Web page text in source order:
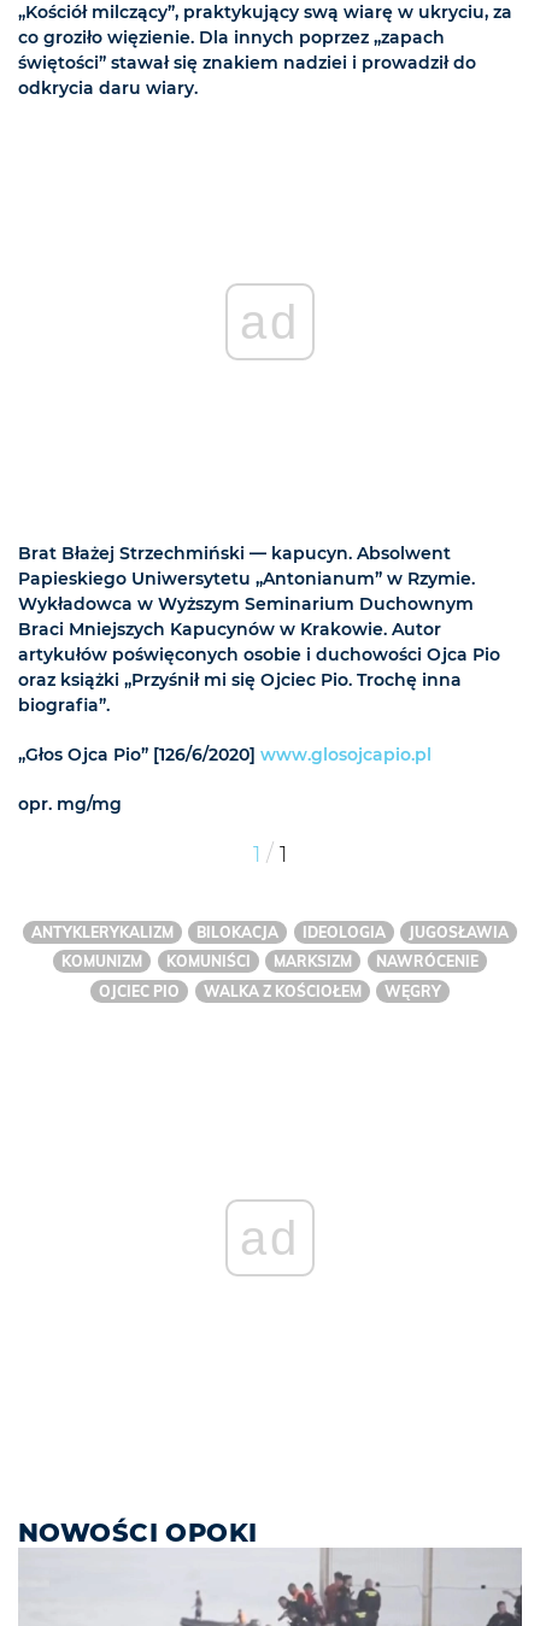
„Kościół milczący”, praktykujący swą wiarę w ukryciu, za
co groziło więzienie. Dla innych poprzez „zapach
świętości” stawał się znakiem nadziei i prowadził do
odkrycia daru wiary.
ad
Brat Błażej Strzechmiński — kapucyn. Absolwent
Papieskiego Uniwersytetu „Antonianum” w Rzymie.
Wykładowca w Wyższym Seminarium Duchownym
Braci Mniejszych Kapucynów w Krakowie. Autor
artykułów poświęconych osobie i duchowości Ojca Pio
oraz książki „Przyśnił mi się Ojciec Pio. Trochę inna
biografia”.
„Głos Ojca Pio” [126/6/2020] www.glosojcapio.pl
opr. mg/mg
1 / 1
ANTYKLERYKALIZM BILOKACJA IDEOLOGIA
JUGOSŁAWIA
KOMUNIZM
KOMUNIŚCI MARKSIZM
NAWRÓCENIE
OJCIEC PIO
WALKA Z KOŚCIOŁEM WĘGRY
ad
NOWOŚCI OPOKI